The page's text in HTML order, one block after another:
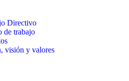
Directivo
de trabajo
visión y valores